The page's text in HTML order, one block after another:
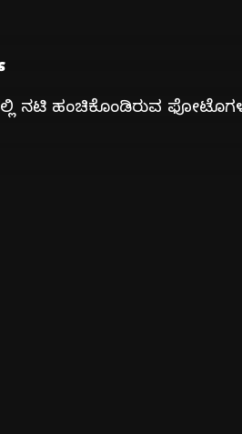
ಹಂಚಿಕೊಂಡಿರುವ ಫೋಟೊಗಳು